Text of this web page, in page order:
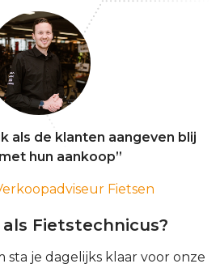
als de klanten aangeven blij
hun aankoop”
Fietsen
Fietstechnicus?
sta je dagelijks klaar voor onze